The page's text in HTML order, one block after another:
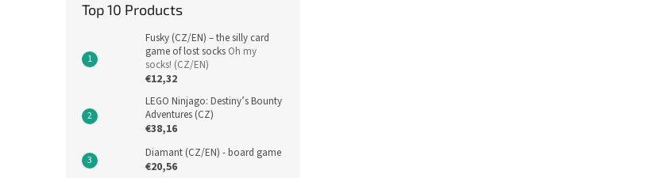
Top 10 Products
Fusky (CZ/EN) – the silly card
game of lost socks Oh my
socks! (CZ/EN)
€12,32
LEGO Ninjago: Destiny’s Bounty
Adventures (CZ)
€38,16
Diamant (CZ/EN) - board game
€20,56